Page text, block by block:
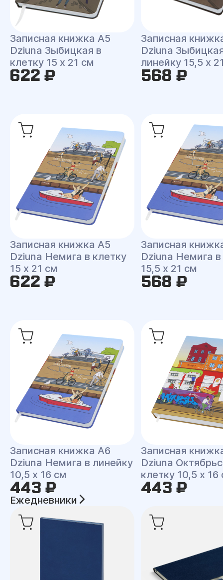
Записная книжка A5
Dziuna Зыбицкая в
клетку 15 x 21 см
622 ₽
Записная
Dziuna
линейку 15,5 x
568 ₽
Записная книжка A5
Dziuna Немига в клетку
15 x 21 см
622 ₽
Записная
Dziuna Немига в
15,5 x 21 см
568 ₽
Записная книжка A6
Dziuna Немига в линейку
10,5 x 16 см
443 ₽
Записная
Dziuna
клетку 10,5 x 16
443 ₽
Ежедневники